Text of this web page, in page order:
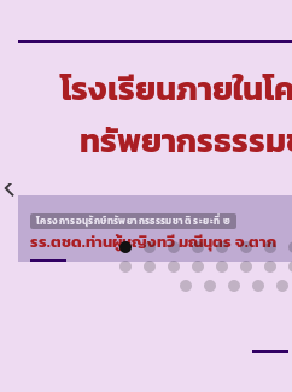
โรงเรียนภายใน
ทรัพยากรธรร
โครงการอนุรักษ์ทรัพยากรธรรมชาติ ระยะที่ ๒
รร.ตชด.ท่านผู้หญิงทวี มณีนุตร จ.ตาก